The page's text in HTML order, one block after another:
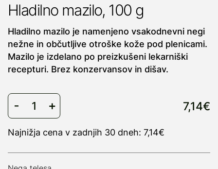
Hladilno mazilo, 100 g
Hladilno mazilo je namenjeno vsakodnevni negi
nežne in občutljive otroške kože pod plenicami.
Mazilo je izdelano po preizkušeni lekarniški
recepturi. Brez konzervansov in dišav.
7,14€
Najnižja cena v zadnjih 30 dneh: 7,14€